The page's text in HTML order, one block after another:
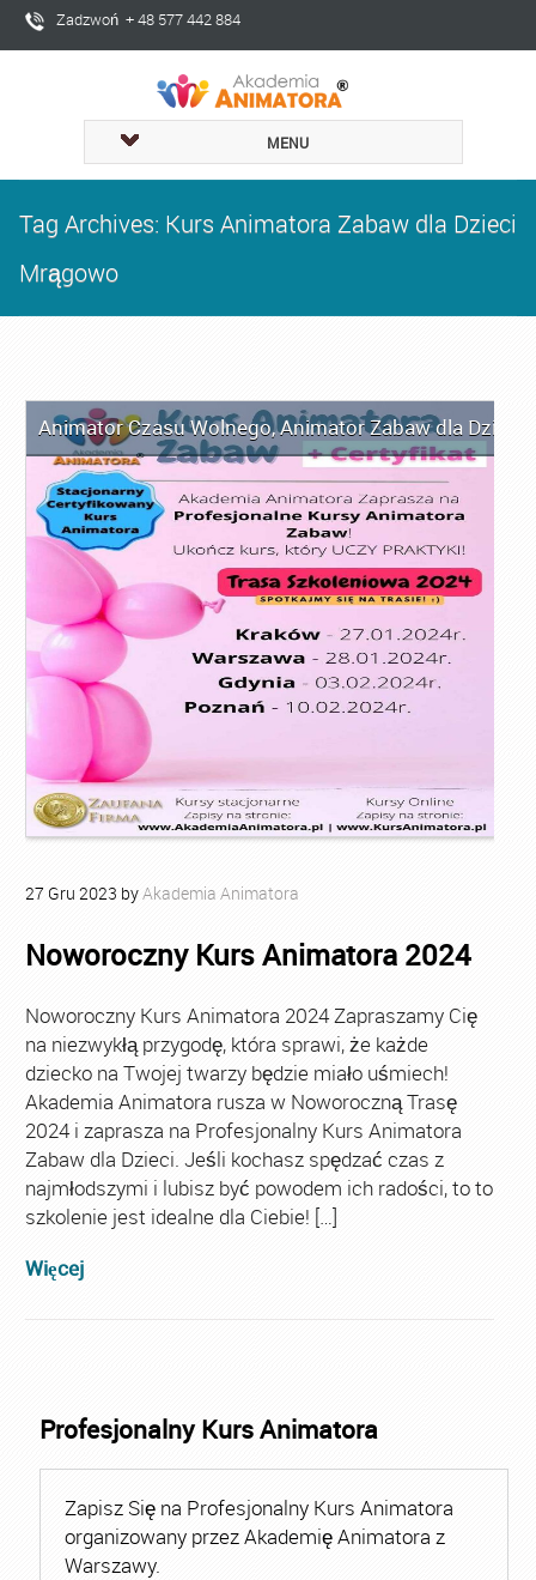
Zadzwoń + 48 577 442 884
MENU
Tag Archives: Kurs Animatora Zabaw dla Dzieci
Mrągowo
Animator Czasu Wolnego,Animator Zabaw dla Dzieci
27 Gru 2023 byAkademia Animatora
Noworoczny Kurs Animatora 2024
Noworoczny Kurs Animatora 2024 Zapraszamy Cię
na niezwykłą przygodę, która sprawi, że każde
dziecko na Twojej twarzy będzie miało uśmiech!
Akademia Animatora rusza w Noworoczną Trasę
2024 i zaprasza na Profesjonalny Kurs Animatora
Zabaw dla Dzieci. Jeśli kochasz spędzać czas z
najmłodszymi i lubisz być powodem ich radości, to to
szkolenie jest idealne dla Ciebie! […]
Więcej
Profesjonalny Kurs Animatora
Zapisz Się na Profesjonalny Kurs Animatora
organizowany przez Akademię Animatora z
Warszawy.